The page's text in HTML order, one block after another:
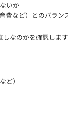
いか
費など）とのバラン
なのかを確認します
ど）